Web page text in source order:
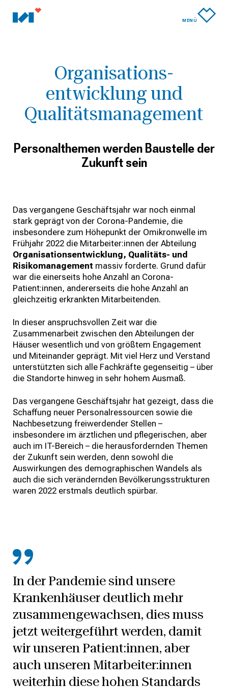
MENÜ
Organisations­
entwicklung und
Qualitäts­management
Personalthemen werden Baustelle der
Zukunft sein
Das vergangene Geschäftsjahr war noch einmal
stark geprägt von der Corona-Pandemie, die
insbesondere zum Höhepunkt der Omikronwelle im
Frühjahr 2022 die Mitarbeiter:innen der Abteilung
Organisationsentwicklung, Qualitäts- und
Risikomanagement massiv forderte. Grund dafür
war die einerseits hohe Anzahl an Corona-
Patient:innen, andererseits die hohe Anzahl an
gleichzeitig erkrankten Mitarbeitenden.
In dieser anspruchsvollen Zeit war die
Zusammenarbeit zwischen den Abteilungen der
Häuser wesentlich und von größtem Engagement
und Miteinander geprägt. Mit viel Herz und Verstand
unterstützten sich alle Fachkräfte gegenseitig – über
die Standorte hinweg in sehr hohem Ausmaß.
Das vergangene Geschäftsjahr hat gezeigt, dass die
Schaffung neuer Personalressourcen sowie die
Nachbesetzung freiwerdender Stellen –
insbesondere im ärztlichen und pflegerischen, aber
auch im IT-Bereich – die herausfordernden Themen
der Zukunft sein werden, denn sowohl die
Auswirkungen des demographischen Wandels als
auch die sich verändernden Bevölkerungsstrukturen
waren 2022 erstmals deutlich spürbar.
In der Pandemie sind unsere
Krankenhäuser deutlich mehr
zusammengewachsen, dies muss
jetzt weitergeführt werden, damit
wir unseren Patient:innen, aber
auch unseren Mitarbeiter:innen
weiterhin diese hohen Standards